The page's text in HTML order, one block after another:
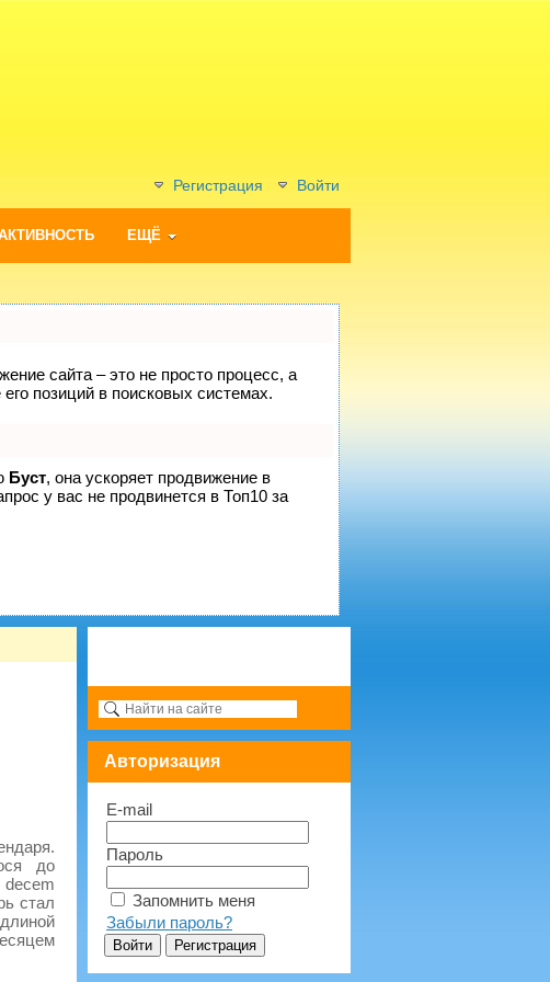
Регистрация Войти
ЕЩЁ
сайта – это не просто процесс, а
позиций в поисковых системах.
Буст, она ускоряет продвижение в
у вас не продвинется в Топ10 за
до
стал
Авторизация
E-mail
Пароль
Запомнить меня
Забыли пароль?